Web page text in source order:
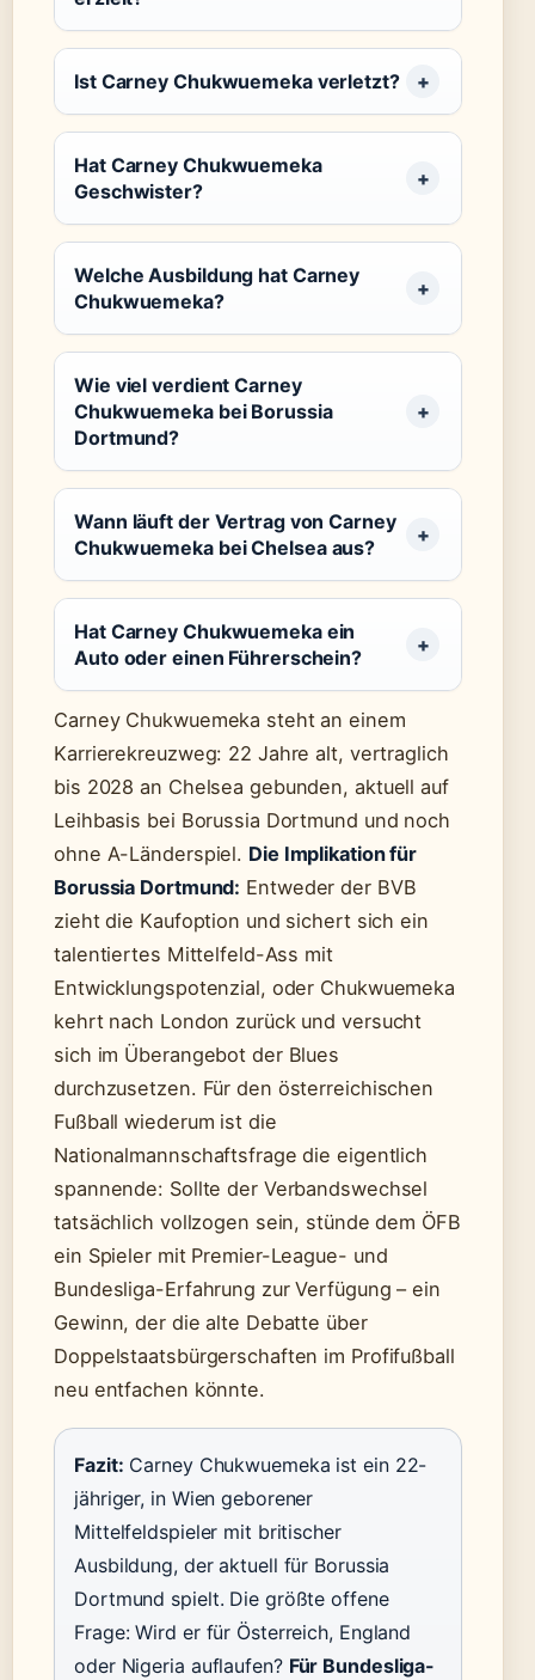
Ist Carney Chukwuemeka verletzt?
Hat Carney Chukwuemeka
Geschwister?
Welche Ausbildung hat Carney
Chukwuemeka?
Wie viel verdient Carney
Chukwuemeka bei Borussia
Dortmund?
Wann läuft der Vertrag von Carney
Chukwuemeka bei Chelsea aus?
Hat Carney Chukwuemeka ein
Auto oder einen Führerschein?
Carney Chukwuemeka steht an einem
Karrierekreuzweg: 22 Jahre alt, vertraglich
bis 2028 an Chelsea gebunden, aktuell auf
Leihbasis bei Borussia Dortmund und noch
ohne A-Länderspiel. Die Implikation für
Borussia Dortmund: Entweder der BVB
zieht die Kaufoption und sichert sich ein
talentiertes Mittelfeld-Ass mit
Entwicklungspotenzial, oder Chukwuemeka
kehrt nach London zurück und versucht
sich im Überangebot der Blues
durchzusetzen. Für den österreichischen
Fußball wiederum ist die
Nationalmannschaftsfrage die eigentlich
spannende: Sollte der Verbandswechsel
tatsächlich vollzogen sein, stünde dem ÖFB
ein Spieler mit Premier-League- und
Bundesliga-Erfahrung zur Verfügung – ein
Gewinn, der die alte Debatte über
Doppelstaatsbürgerschaften im Profifußball
neu entfachen könnte.
Fazit: Carney Chukwuemeka ist ein 22-
jähriger, in Wien geborener
Mittelfeldspieler mit britischer
Ausbildung, der aktuell für Borussia
Dortmund spielt. Die größte offene
Frage: Wird er für Österreich, England
oder Nigeria auflaufen? Für Bundesliga-